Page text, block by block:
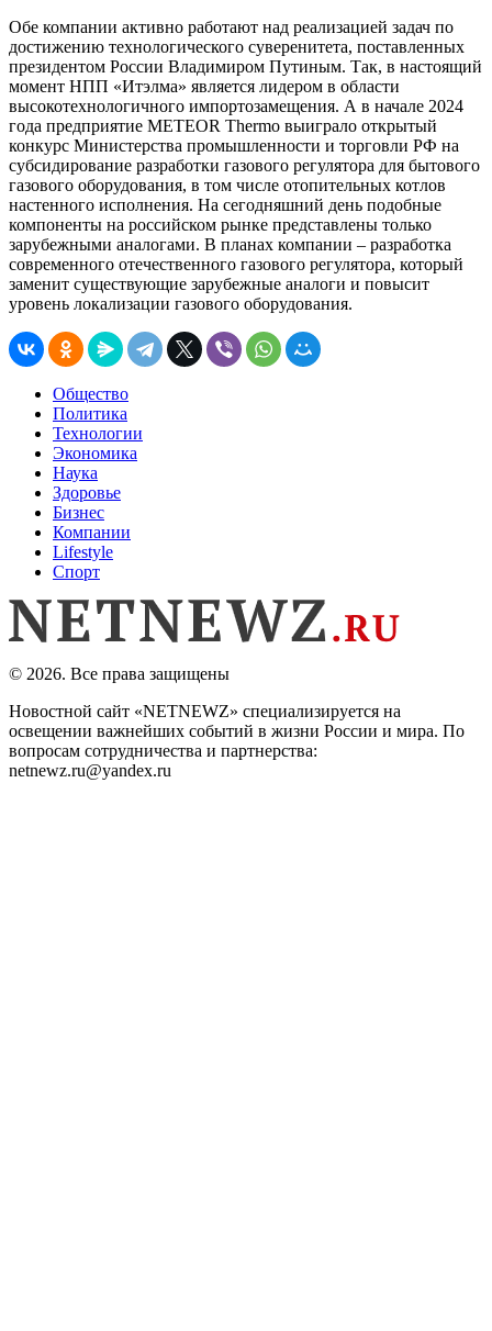
Обе компании активно работают над реализацией задач по
достижению технологического суверенитета, поставленных
президентом России Владимиром Путиным. Так, в настоящий
момент НПП «Итэлма» является лидером в области
высокотехнологичного импортозамещения. А в начале 2024
года предприятие METEOR Thermo выиграло открытый
конкурс Министерства промышленности и торговли РФ на
субсидирование разработки газового регулятора для бытового
газового оборудования, в том числе отопительных котлов
настенного исполнения. На сегодняшний день подобные
компоненты на российском рынке представлены только
зарубежными аналогами. В планах компании – разработка
современного отечественного газового регулятора, который
заменит существующие зарубежные аналоги и повысит
уровень локализации газового оборудования.
Общество
Политика
Технологии
Экономика
Наука
Здоровье
Бизнес
Компании
Lifestyle
Спорт
© 2026. Все права защищены
Новостной сайт «NETNEWZ» специализируется на
освещении важнейших событий в жизни России и мира. По
вопросам сотрудничества и партнерства:
netnewz.ru@yandex.ru